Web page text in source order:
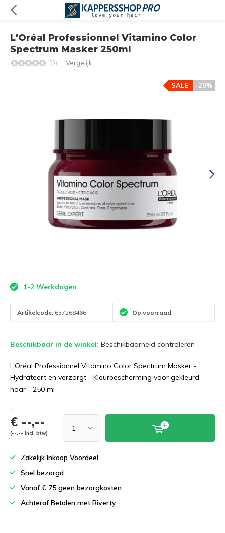
L'Oréal Professionnel Vitamino Color
Spectrum Masker 250ml
(0) Vergelijk
-20%
SALE
1-2 Werkdagen
Artikelcode: 637268466 Op voorraad
Beschikbaar in de winkel: Beschikbaarheid controleren
L’Oréal Professionnel Vitamino Color Spectrum Masker -
Hydrateert en verzorgt - Kleurbescherming voor gekleurd
haar - 250 ml
€--,--
€ --,--
(--,-- Incl. btw)
Zakelijk Inkoop Voordeel
Snel bezorgd
Vanaf € 75 geen bezorgkosten
Achteraf Betalen met Riverty